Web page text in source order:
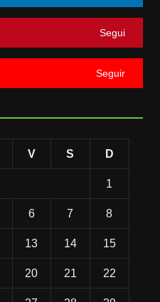
Segui
Seguir
V S D
1
6 7 8
13 14 15
20 21 22